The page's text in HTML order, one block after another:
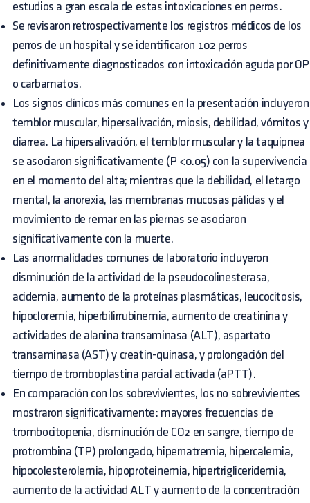
estudios a gran escala de estas intoxicaciones en perros.
Se revisaron retrospectivamente los registros médicos de los
perros de un hospital y se identificaron 102 perros
definitivamente diagnosticados con intoxicación aguda por OP
o carbamatos.
Los signos clínicos más comunes en la presentación incluyeron
temblor muscular, hipersalivación, miosis, debilidad, vómitos y
diarrea. La hipersalivación, el temblor muscular y la taquipnea
se asociaron significativamente (P <0.05) con la supervivencia
en el momento del alta; mientras que la debilidad, el letargo
mental, la anorexia, las membranas mucosas pálidas y el
movimiento de remar en las piernas se asociaron
significativamente con la muerte.
Las anormalidades comunes de laboratorio incluyeron
disminución de la actividad de la pseudocolinesterasa,
acidemia, aumento de la proteínas plasmáticas, leucocitosis,
hipocloremia, hiperbilirrubinemia, aumento de creatinina y
actividades de alanina transaminasa (ALT), aspartato
transaminasa (AST) y creatin-quinasa, y prolongación del
tiempo de tromboplastina parcial activada (aPTT).
En comparación con los sobrevivientes, los no sobrevivientes
mostraron significativamente: mayores frecuencias de
trombocitopenia, disminución de CO2 en sangre, tiempo de
protrombina (TP) prolongado, hipernatremia, hipercalemia,
hipocolesterolemia, hipoproteinemia, hipertrigliceridemia,
aumento de la actividad ALT y aumento de la concentración